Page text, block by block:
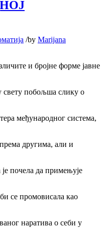
/by Marijana
и бројне форме јавне
свету побољша слику о
међународног система,
другима, али и
почела да примењује
се промовисала као
наратива о себи у